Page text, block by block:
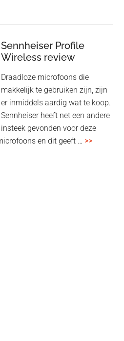
Sennheiser Profile
Wireless review
Draadloze microfoons die
makkelijk te gebruiken zijn, zijn
er inmiddels aardig wat te koop.
Sennheiser heeft net een andere
insteek gevonden voor deze
en dit geeft … >>